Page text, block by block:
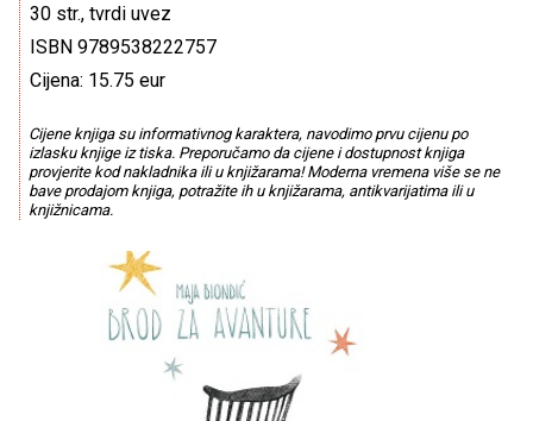
30 str., tvrdi uvez
ISBN 9789538222757
Cijena: 15.75 eur
Cijene knjiga su informativnog karaktera, navodimo prvu cijenu po
izlasku knjige iz tiska. Preporučamo da cijene i dostupnost knjiga
provjerite kod nakladnika ili u knjižarama! Moderna vremena više se ne
bave prodajom knjiga, potražite ih u knjižarama, antikvarijatima ili u
knjižnicama.